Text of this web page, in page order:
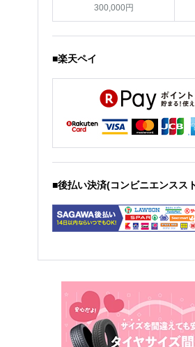
300,000円
■楽天ペイ
■後払い決済(コンビニエンスス